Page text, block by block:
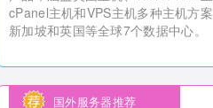
cPanel主机和VPS主机多种主机方案
新加坡和英国等全球7个数据中心。
国外服务器推荐